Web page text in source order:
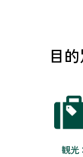
目
観光